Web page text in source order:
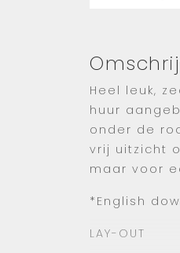
Heel leuk,
huur
onder de
vrij uitzicht
maar voor
*English
LAY-OUT